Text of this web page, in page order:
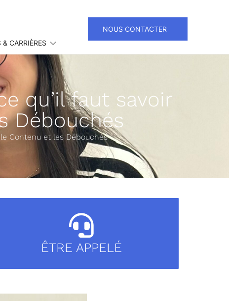
& CARRIÈRES
NOUS CONTACTER
qu’il faut savoir
Débouchés
Contenu et les Débouchés
ÊTRE APPELÉ